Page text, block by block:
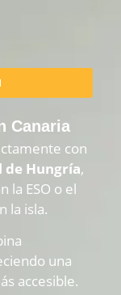
Canaria
con
de Hungría,
la ESO o el
la isla.
una
accesible.